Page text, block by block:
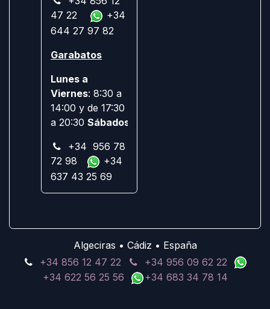
47 22
+34
644 27 97 82
Garabatos
Lunes a
Viernes: 8:30 a
14:00 y de 17:30
a 20:30 Sábados:
+34 956 78
72 98
+34
637 43 25 69
Algeciras • Cádiz • España
+34 856 12 47 22
+34 956 09 62 22
+34 622 56 25 56
+34 683 34 78 14